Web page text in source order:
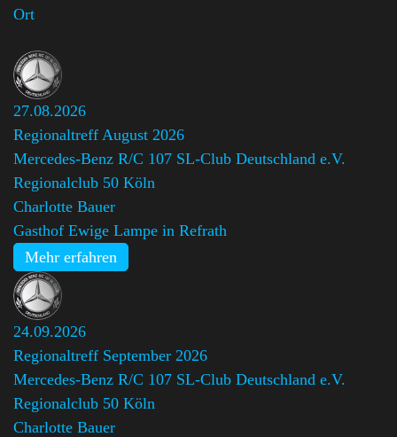
Ort
27.08.2026
Regionaltreff August 2026
Mercedes-Benz R/C 107 SL-Club Deutschland e.V.
Regionalclub 50 Köln
Charlotte Bauer
Gasthof Ewige Lampe in Refrath
Mehr erfahren
24.09.2026
Regionaltreff September 2026
Mercedes-Benz R/C 107 SL-Club Deutschland e.V.
Regionalclub 50 Köln
Charlotte Bauer